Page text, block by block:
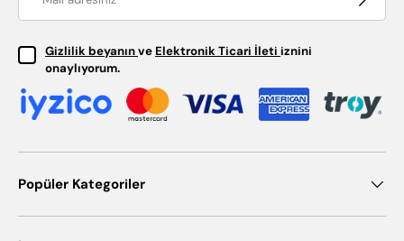
Gizlilik beyanınve Elektronik Ticari İleti iznini
onaylıyorum.
Popüler Kategoriler